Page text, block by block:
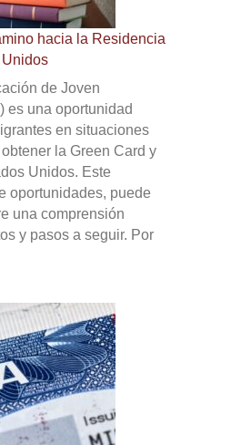
hacia la Residencia
de Joven
es una oportunidad
en situaciones
la Green Card y
Unidos. Este
oportunidades, puede
una comprensión
y pasos a seguir. Por